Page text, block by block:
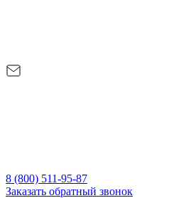
8 (800) 511-95-87
Заказать обратный звонок